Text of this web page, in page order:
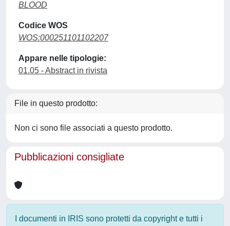
BLOOD
Codice WOS
WOS:000251101102207
Appare nelle tipologie:
01.05 - Abstract in rivista
File in questo prodotto:
Non ci sono file associati a questo prodotto.
Pubblicazioni consigliate
I documenti in IRIS sono protetti da copyright e tutti i